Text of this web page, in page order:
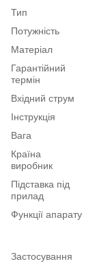
Тип
Потужність
Матеріал
Гарантійний
термін
Вхідний струм
Інструкція
Вага
Країна
виробник
Підставка під
прилад
Функції апарату
Застосування